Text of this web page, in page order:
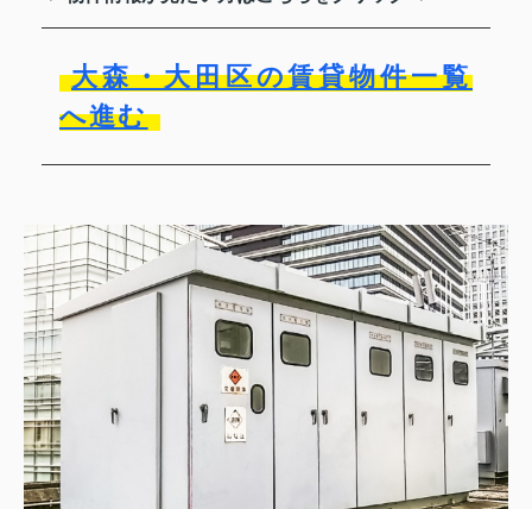
大森・大田区の賃貸物件一覧
へ進む